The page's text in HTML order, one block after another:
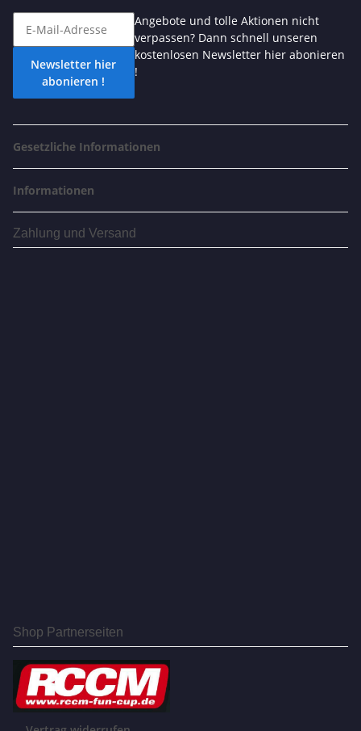
Newsletter hier
abonieren !
Angebote und tolle Aktionen nicht
verpassen? Dann schnell unseren
kostenlosen Newsletter hier abonieren
!
Gesetzliche Informationen
Informationen
Zahlung und Versand
Shop Partnerseiten